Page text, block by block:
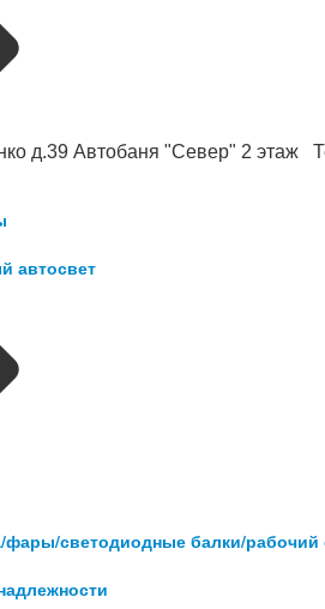
д.39 Автобаня "Север" 2 этаж
автосвет
фары/светодиодные балки/рабочий